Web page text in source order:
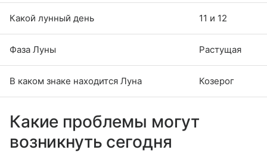
Какой лунный день 11 и 12
Фаза Луны Растущая
В каком знаке находится Луна Козерог
Какие проблемы могут
возникнуть сегодня